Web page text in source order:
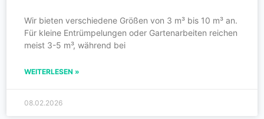
Wir bieten verschiedene Größen von 3 m³ bis 10 m³ an.
Für kleine Entrümpelungen oder Gartenarbeiten reichen
meist 3-5 m³, während bei
WEITERLESEN »
08.02.2026